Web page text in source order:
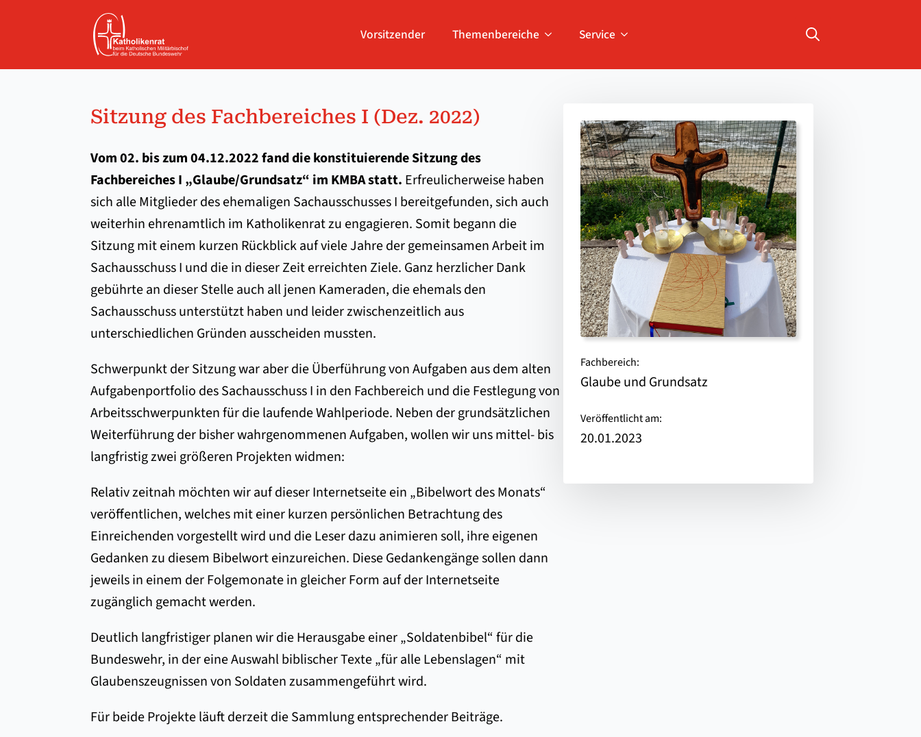
Vorsitzender Themenbereiche Service
Sit­zung des Fach­be­reich­es I (Dez. 2022)
Vom 02. bis zum 04.12.2022 fand die konstituierende Sitzung des
Fachbereiches I „Glaube/Grundsatz“ im KMBA statt. Erfreulicherweise haben
sich alle Mitglieder des ehemaligen Sachausschusses I bereitgefunden, sich auch
weiterhin ehrenamtlich im Katholikenrat zu engagieren. Somit begann die
Sitzung mit einem kurzen Rückblick auf viele Jahre der gemeinsamen Arbeit im
Sachausschuss I und die in dieser Zeit erreichten Ziele. Ganz herzlicher Dank
gebührte an dieser Stelle auch all jenen Kameraden, die ehemals den
Sachausschuss unterstützt haben und leider zwischenzeitlich aus
unterschiedlichen Gründen ausscheiden mussten.
Schwerpunkt der Sitzung war aber die Überführung von Aufgaben aus dem alten
Aufgabenportfolio des Sachausschuss I in den Fachbereich und die Festlegung von
Arbeitsschwerpunkten für die laufende Wahlperiode. Neben der grundsätzlichen
Weiterführung der bisher wahrgenommenen Aufgaben, wollen wir uns mittel- bis
langfristig zwei größeren Projekten widmen:
Relativ zeitnah möchten wir auf dieser Internetseite ein „Bibelwort des Monats“
veröffentlichen, welches mit einer kurzen persönlichen Betrachtung des
Einreichenden vorgestellt wird und die Leser dazu animieren soll, ihre eigenen
Gedanken zu diesem Bibelwort einzureichen. Diese Gedankengänge sollen dann
jeweils in einem der Folgemonate in gleicher Form auf der Internetseite
zugänglich gemacht werden.
Deutlich langfristiger planen wir die Herausgabe einer „Soldatenbibel“ für die
Bundeswehr, in der eine Auswahl biblischer Texte „für alle Lebenslagen“ mit
Glaubenszeugnissen von Soldaten zusammengeführt wird.
Für beide Projekte läuft derzeit die Sammlung entsprechender Beiträge.
Fachbereich:
Glaube und Grundsatz
Veröffentlicht am:
20.01.2023